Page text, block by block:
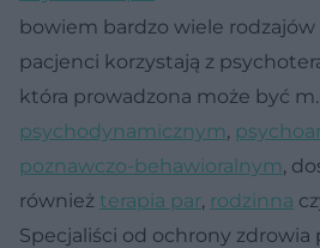
bowiem bardzo wiele rodzajów
pacjenci korzystają z
która prowadzona może być
psychodynamicznym,
poznawczo-behawioralnym,
również terapia par, rodzinna
Specjaliści od ochrony zdrowia